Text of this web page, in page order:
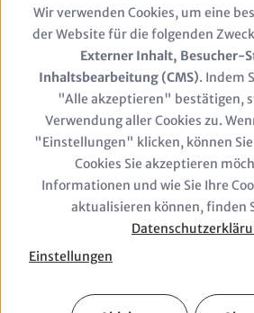
Karriere
Berufserfahrene
Berufseinsteiger &
Studierende
Stellenangebote
Jobs
Closure
Use
of
and
Wir verwenden Cookies, um eine
der Website für die folgenden
Externer Inhalt, Besucher-
Inhaltsbearbeitung (CMS). Indem
"Alle akzeptieren" bestätigen,
Verwendung aller Cookies zu.
"Einstellungen" klicken, können
Cookies Sie akzeptieren
Informationen und wie Sie Ihre
aktualisieren können, finden
Einstellungen